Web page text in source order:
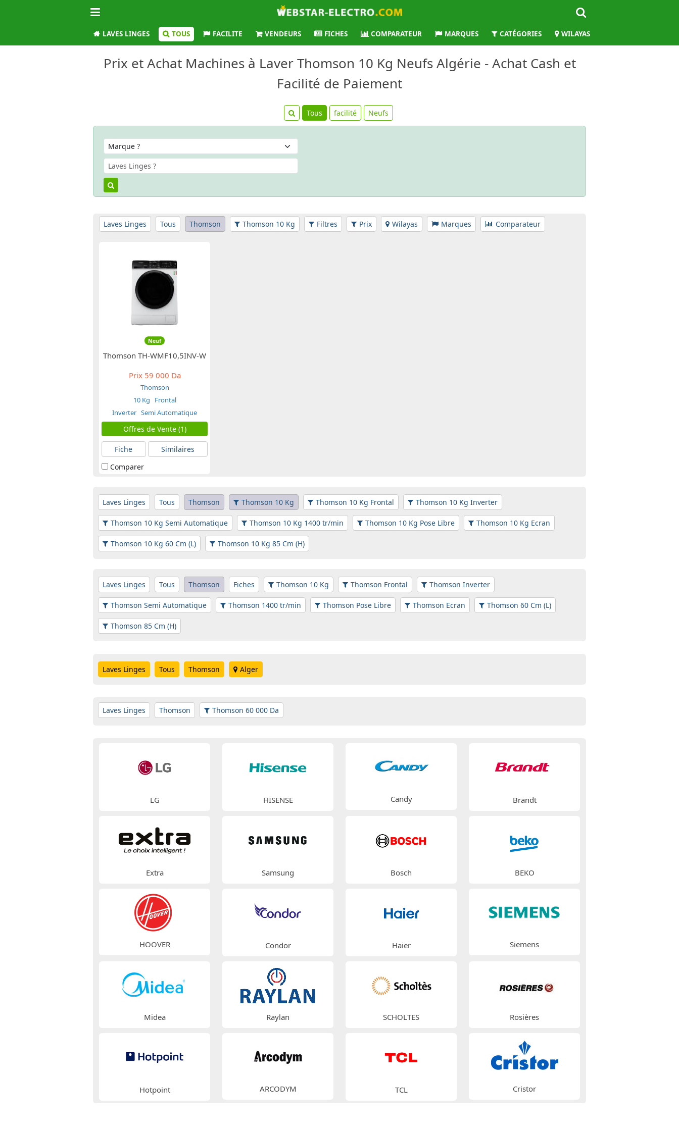
LAVES LINGES TOUS FACILITE VENDEURS FICHES COMPARATEUR MARQUES CATÉGORIES WILAYAS
Prix et Achat Machines à Laver Thomson 10 Kg Neufs Algérie - Achat Cash et
Facilité de Paiement
Tous facilité Neufs
Laves Linges Tous Thomson Thomson 10 Kg Filtres Prix Wilayas Marques Comparateur
Neuf
Thomson TH-WMF10,5INV-W
Prix59 000 Da
Thomson
10 Kg
Frontal
Inverter Semi Automatique
Offres de Vente (1)
Fiche
Similaires
Comparer
Laves Linges Tous Thomson Thomson 10 Kg Thomson 10 Kg Frontal Thomson 10 Kg Inverter
Thomson 10 Kg Semi Automatique Thomson 10 Kg 1400 tr/min Thomson 10 Kg Pose Libre Thomson 10 Kg Ecran
Thomson 10 Kg 60 Cm (L) Thomson 10 Kg 85 Cm (H)
Laves Linges Tous Thomson Fiches Thomson 10 Kg Thomson Frontal Thomson Inverter
Thomson Semi Automatique Thomson 1400 tr/min Thomson Pose Libre Thomson Ecran Thomson 60 Cm (L)
Thomson 85 Cm (H)
Laves Linges Tous Thomson Alger
Laves Linges Thomson Thomson 60 000 Da
LG HISENSE Candy Brandt
Extra Samsung Bosch BEKO
HOOVER Condor Haier Siemens
Midea Raylan SCHOLTES Rosières
Hotpoint ARCODYM TCL Cristor